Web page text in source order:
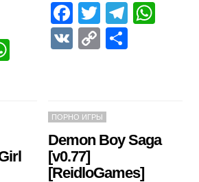
WhatsApp
Facebook
Twitter
VK Copy
ПОРНО ИГРЫ
Demon Boy Saga
[v0.77]
[ReidloGames]